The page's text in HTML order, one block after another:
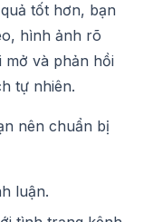
tốt hơn, bạn
hình ảnh rõ
mở và phản hồi
tự nhiên.
nên chuẩn bị
luận.